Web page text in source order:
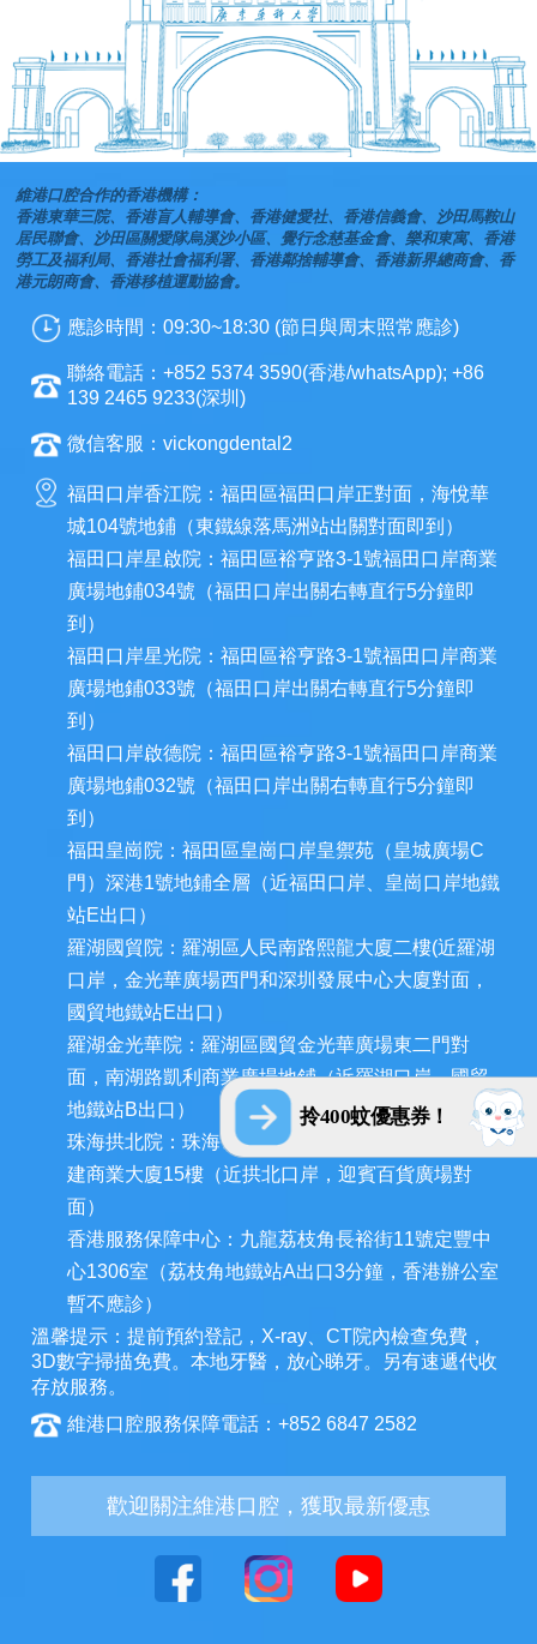
拎400蚊優惠券！
維港口腔合作的香港機構：
香港東華三院、香港盲人輔導會、香港健愛社、香港信義會、沙田馬鞍山
居民聯會、沙田區關愛隊烏溪沙小區、覺行念慈基金會、樂和東寓、香港
勞工及福利局、香港社會福利署、香港鄰捨輔導會、香港新界總商會、香
港元朗商會、香港移植運動協會。
應診時間：09:30~18:30 (節日與周末照常應診)
聯絡電話：+852 5374 3590(香港/whatsApp); +86
139 2465 9233(深圳)
微信客服：vickongdental2
福田口岸香江院：福田區福田口岸正對面，海悅華
城104號地鋪（東鐵線落馬洲站出關對面即到）
福田口岸星啟院：福田區裕亨路3-1號福田口岸商業
廣場地鋪034號（福田口岸出關右轉直行5分鐘即
到）
福田口岸星光院：福田區裕亨路3-1號福田口岸商業
廣場地鋪033號（福田口岸出關右轉直行5分鐘即
到）
福田口岸啟德院：福田區裕亨路3-1號福田口岸商業
廣場地鋪032號（福田口岸出關右轉直行5分鐘即
到）
福田皇崗院：福田區皇崗口岸皇禦苑（皇城廣場C
門）深港1號地鋪全層（近福田口岸、皇崗口岸地鐵
站E出口）
羅湖國貿院：羅湖區人民南路熙龍大廈二樓(近羅湖
口岸，金光華廣場西門和深圳發展中心大廈對面，
國貿地鐵站E出口）
羅湖金光華院：羅湖區國貿金光華廣場東二門對
面，南湖路凱利商業廣場地鋪（近羅湖口岸、國貿
地鐵站B出口）
珠海拱北院：珠海市香洲區拱北迎賓南路1155號中
建商業大廈15樓（近拱北口岸，迎賓百貨廣場對
面）
香港服務保障中心：九龍荔枝角長裕街11號定豐中
心1306室（荔枝角地鐵站A出口3分鐘，香港辦公室
暫不應診）
溫馨提示：提前預約登記，X-ray、CT院內檢查免費，
3D數字掃描免費。本地牙醫，放心睇牙。另有速遞代收
存放服務。
維港口腔服務保障電話：+852 6847 2582
歡迎關注維港口腔，獲取最新優惠